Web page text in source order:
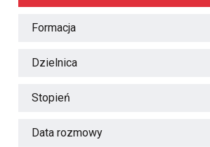
Formacja
Dzielnica
Stopień
Data rozmowy